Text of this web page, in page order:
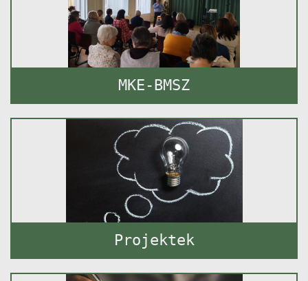
MKE-BMSZ
Projektek